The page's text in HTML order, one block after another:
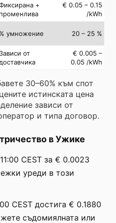
+
променлива
€ 0.05 – 0.15
/kWh
% умножение 20 – 25 %
Зависи от
доставчика
€ 0.005 –
0.05 /kWh
30–60% към спот
истинската цена
зависи от
и типа договор.
в Ужике
11:00 CEST за € 0.0023
уреди в този
CEST достига € 0.1880
съдомиялната или